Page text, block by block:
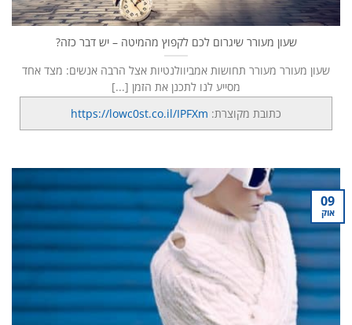
שעון מעורר שיגרום לכם לקפוץ מהמיטה – יש דבר כזה?
שעון מעורר מעורר תחושות אמביוולנטיות אצל הרבה אנשים: מצד אחד
מסייע לנו לתכנן את הזמן [...]
כתובת מקוצרת: https://lowc0st.co.il/IPFXm
09
אוק